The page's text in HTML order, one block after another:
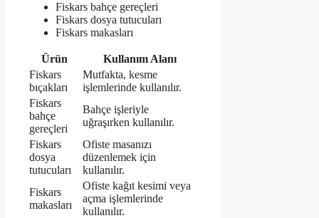
Fiskars bahçe gereçleri
Fiskars dosya tutucuları
Fiskars makasları
Ürün
Kullanım Alanı
Fiskars
bıçakları
Mutfakta, kesme
işlemlerinde kullanılır.
Fiskars
bahçe
gereçleri
Bahçe işleriyle
uğraşırken kullanılır.
Fiskars
dosya
tutucuları
Ofiste masanızı
düzenlemek için
kullanılır.
Fiskars
makasları
Ofiste kağıt kesimi veya
açma işlemlerinde
kullanılır.